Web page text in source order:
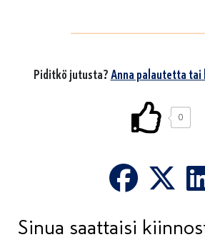
Piditkö jutusta?Anna palautetta
0
Sinua saattaisi